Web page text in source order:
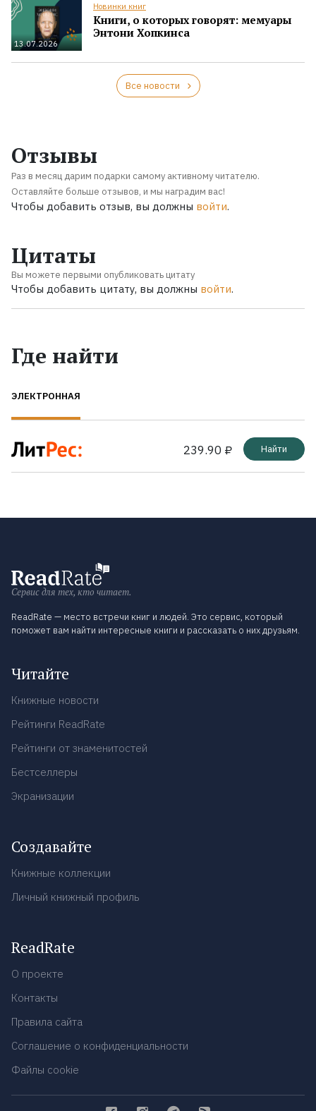
13.07.2026
Новинки книг
Книги, о которых говорят: мемуары
Энтони Хопкинса
Все новости
Отзывы
Раз в месяц дарим подарки самому активному читателю.
Оставляйте больше отзывов, и мы наградим вас!
Чтобы добавить отзыв, вы должны войти.
Цитаты
Вы можете первыми опубликовать цитату
Чтобы добавить цитату, вы должны войти.
Где найти
ЭЛЕКТРОННАЯ
239.90 ₽ Найти
Сервис для тех, кто читает.
ReadRate — место встречи книг и людей. Это сервис, который
поможет вам найти интересные книги и рассказать о них друзьям.
Читайте
Книжные новости
Рейтинги ReadRate
Рейтинги от знаменитостей
Бестселлеры
Экранизации
Создавайте
Книжные коллекции
Личный книжный профиль
ReadRate
О проекте
Контакты
Правила сайта
Соглашение о конфиденциальности
Файлы cookie